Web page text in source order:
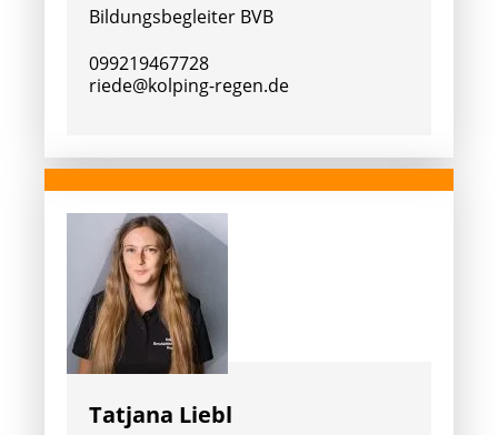
Bildungsbegleiter BVB
099219467728
riede@kolping-regen.de
Tatjana Liebl